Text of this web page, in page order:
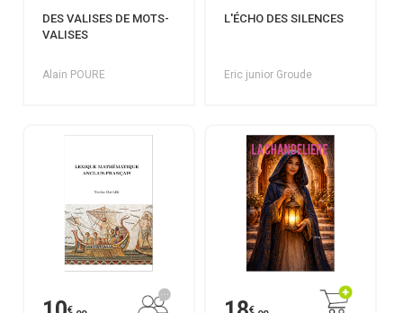
DES VALISES DE MOTS-
VALISES
Alain POURE
L'ÉCHO DES SILENCES
Eric junior Groude
€ €